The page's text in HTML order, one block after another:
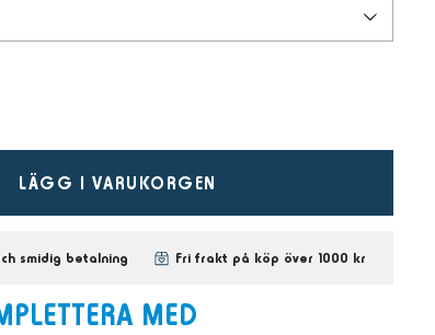
LÄGG I VARUKORGEN
smidig betalning Fri frakt på köp över 1000 kr
MED